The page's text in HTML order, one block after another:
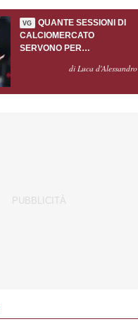
VG
QUANTE SESSIONI DI
CALCIOMERCATO
SERVONO PER
GASPERINI?di Luca d'Alessandro